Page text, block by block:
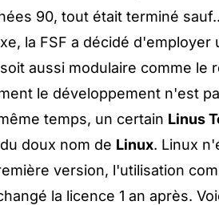
90, tout était terminé
la FSF a décidé
aussi modulaire comme le
le développement n'est
temps, un certain Linus
doux nom de Linux. Linux
version, l'utilisation
la licence 1 an après.